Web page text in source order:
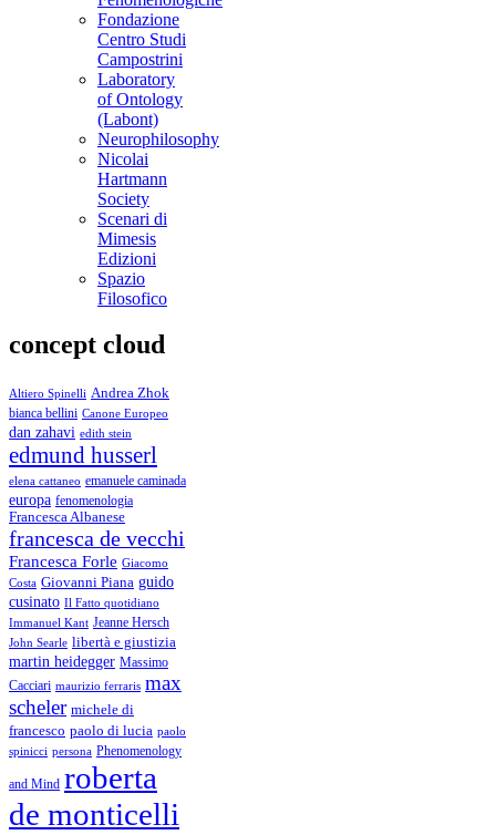
Fondazione
Centro Studi
Campostrini
Laboratory
of Ontology
(Labont)
Neurophilosophy
Nicolai
Hartmann
Society
Scenari di
Mimesis
Edizioni
Spazio
Filosofico
concept cloud
Altiero Spinelli Andrea Zhok
bianca bellini Canone Europeo
dan zahavi edith stein
edmund husserl
elena cattaneo emanuele caminada
europa fenomenologia
Francesca Albanese
francesca de vecchi
Francesca Forle Giacomo
Costa Giovanni Piana guido
cusinato Il Fatto quotidiano
Immanuel Kant Jeanne Hersch
John Searle libertà e giustizia
martin heidegger Massimo
Cacciari maurizio ferraris max
scheler michele di
francesco paolo di lucia paolo
spinicci persona Phenomenology
and Mind roberta
de monticelli